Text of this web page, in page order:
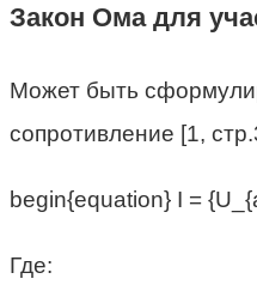
Закон Ома для
Может быть
сопротивление [1,
begin{equation} I =
Где: